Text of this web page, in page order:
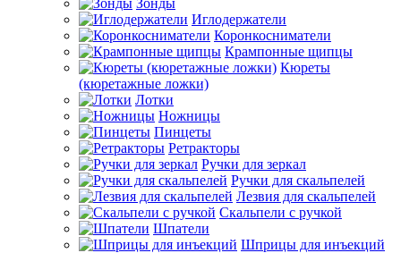
Зонды
Иглодержатели
Коронкосниматели
Крампонные щипцы
Кюреты
(кюретажные ложки)
Лотки
Ножницы
Пинцеты
Ретракторы
Ручки для зеркал
Ручки для скальпелей
Лезвия для скальпелей
Скальпели с ручкой
Шпатели
Шприцы для инъекций